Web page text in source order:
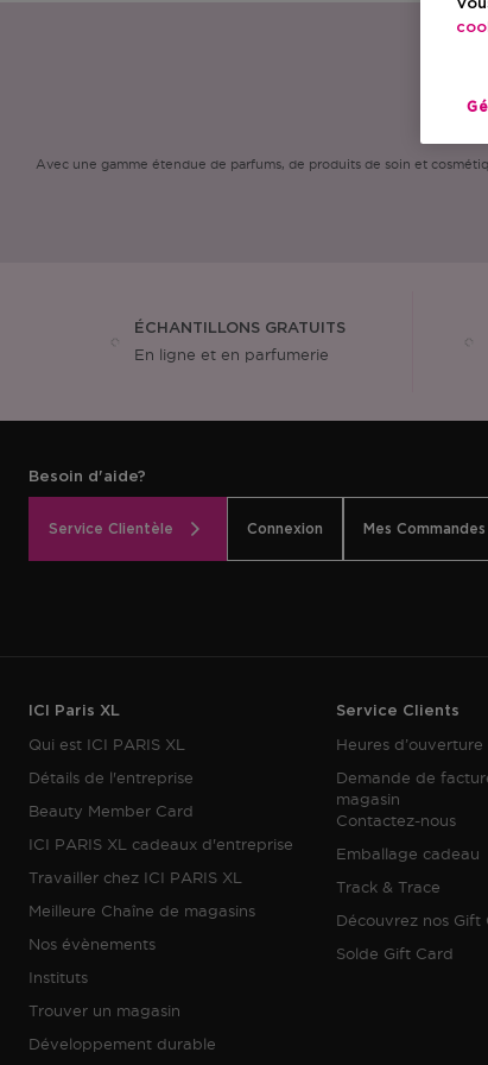
Avec une gamme étendue de parfums, de produits de soin et
ÉCHANTILLONS GRATUITS
En ligne et en parfumerie
Besoin d'aide?
Service Clientèle Connexion Mes Commandes
ICI Paris XL
Qui est ICI PARIS XL
Détails de l'entreprise
Beauty Member Card
ICI PARIS XL cadeaux d'entreprise
Travailler chez ICI PARIS XL
Meilleure Chaîne de magasins
Nos évènements
Instituts
Trouver un magasin
Développement durable
Service Clients
Heures
Demande de
magasin
Contactez-nous
Emballage cadeau
Track & Trace
Découvrez nos Gift
Solde Gift Card